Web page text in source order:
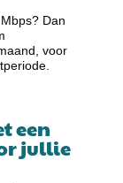
Dan
voor
een
jullie